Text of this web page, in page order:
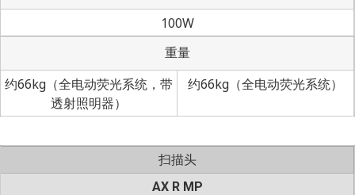
100W
重量
约66kg（全电动荧光系统，带
透射照明器）
约66kg（全电动荧光系统）
扫描头
AX R MP